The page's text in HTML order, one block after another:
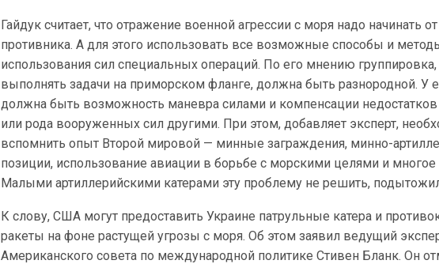
Гайдук считает, что отражение военной агрессии с моря надо начинать
противника. А для этого использовать все возможные способы и
использования сил специальных операций. По его мнению группировка,
выполнять задачи на приморском фланге, должна быть разнородной. У
должна быть возможность маневра силами и компенсации
или рода вооруженных сил другими. При этом, добавляет эксперт,
вспомнить опыт Второй мировой — минные заграждения, минно-
позиции, использование авиации в борьбе с морскими целями и многое
Малыми артиллерийскими катерами эту проблему не решить,
К слову, США могут предоставить Украине патрульные катера и
ракеты на фоне растущей угрозы с моря. Об этом заявил ведущий
Американского совета по международной политике Стивен Бланк. Он